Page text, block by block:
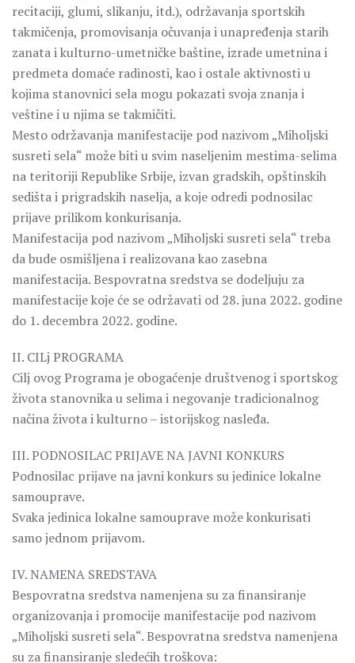
recitaciji, glumi, slikanju, itd.), održavanja sportskih
takmičenja, promovisanja očuvanja i unapređenja starih
zanata i kulturno-umetničke baštine, izrade umetnina i
predmeta domaće radinosti, kao i ostale aktivnosti u
kojima stanovnici sela mogu pokazati svoja znanja i
veštine i u njima se takmičiti.
Mesto održavanja manifestacije pod nazivom „Miholjski
susreti sela“ može biti u svim naseljenim mestima-selima
na teritoriji Republike Srbije, izvan gradskih, opštinskih
sedišta i prigradskih naselja, a koje odredi podnosilac
prijave prilikom konkurisanja.
Manifestacija pod nazivom „Miholjski susreti sela“ treba
da bude osmišljena i realizovana kao zasebna
manifestacija. Bespovratna sredstva se dodeljuju za
manifestacije koje će se održavati od 28. juna 2022. godine
do 1. decembra 2022. godine.
II. CILj PROGRAMA
Cilj ovog Programa je obogaćenje društvenog i sportskog
života stanovnika u selima i negovanje tradicionalnog
načina života i kulturno – istorijskog nasleđa.
III. PODNOSILAC PRIJAVE NA JAVNI KONKURS
Podnosilac prijave na javni konkurs su jedinice lokalne
samouprave.
Svaka jedinica lokalne samouprave može konkurisati
samo jednom prijavom.
IV. NAMENA SREDSTAVA
Bespovratna sredstva namenjena su za finansiranje
organizovanja i promocije manifestacije pod nazivom
„Miholjski susreti sela“. Bespovratna sredstva namenjena
su za finansiranje sledećih troškova: